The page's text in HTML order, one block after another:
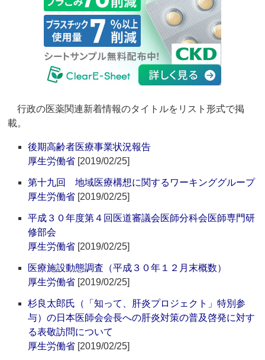
行政の医薬関連新着情報のタイトルをリスト形式で掲
載。
後期高齢者医療事業状況報告
厚生労働省 [2019/02/25]
第十九回 地域医療構想に関するワーキンググループ
厚生労働省 [2019/02/25]
平成３０年度第４回医道審議会医師分科会医師専門研
修部会
厚生労働省 [2019/02/25]
医療施設動態調査（平成３０年１２月末概数）
厚生労働省 [2019/02/25]
杉良太郎氏（「知って、肝炎プロジェクト」特別参
与）の日本医師会会長への肝炎対策の普及啓発に対す
る表敬訪問について
厚生労働省 [2019/02/25]